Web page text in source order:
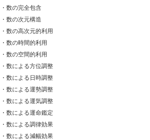
・数の完全包含
・数の次元構造
・数の高次元的利用
・数の時間的利用
・数の空間的利用
・数による方位調整
・数による日時調整
・数による運勢調整
・数による運気調整
・数による運命鑑定
・数による調律効果
・数による減幅効果